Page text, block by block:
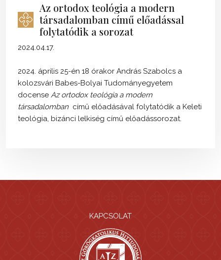
Az ortodox teológia a modern
társadalomban című előadással
folytatódik a sorozat
2024.04.17.
2024. április 25-én 18 órakor András Szabolcs a
kolozsvári Babes-Bolyai Tudományegyetem
docense Az ortodox teológia a modern
társadalomban című előadásával folytatódik a Keleti
teológia, bizánci lelkiség című előadássorozat.
KAPCSOLAT